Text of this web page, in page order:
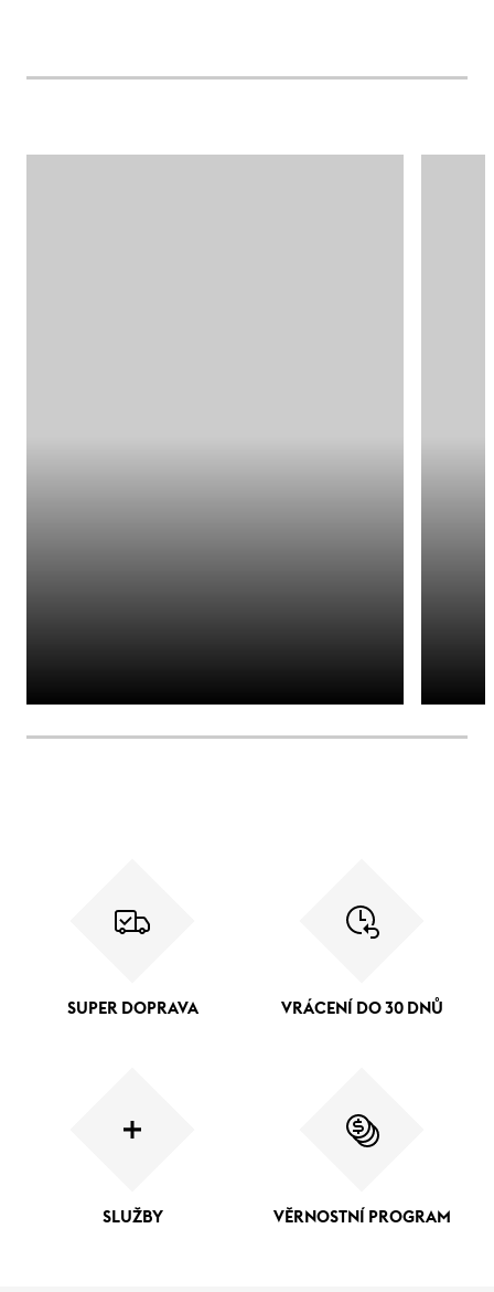
SUPER DOPRAVA VRÁCENÍ DO 30 DNŮ
SLUŽBY VĚRNOSTNÍ PROGRAM